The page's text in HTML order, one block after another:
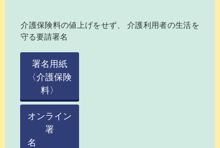
介護保険料の値上げをせず、 介護利用者の生活を
守る要請署名
署名用紙
〈介護保険
料〉
オンライン
署
名